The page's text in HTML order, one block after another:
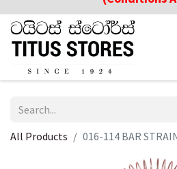
All Products 016-114 BAR